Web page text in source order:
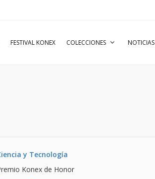
FESTIVAL KONEX COLECCIONES NOTICIAS
y Tecnología
Konex de Honor